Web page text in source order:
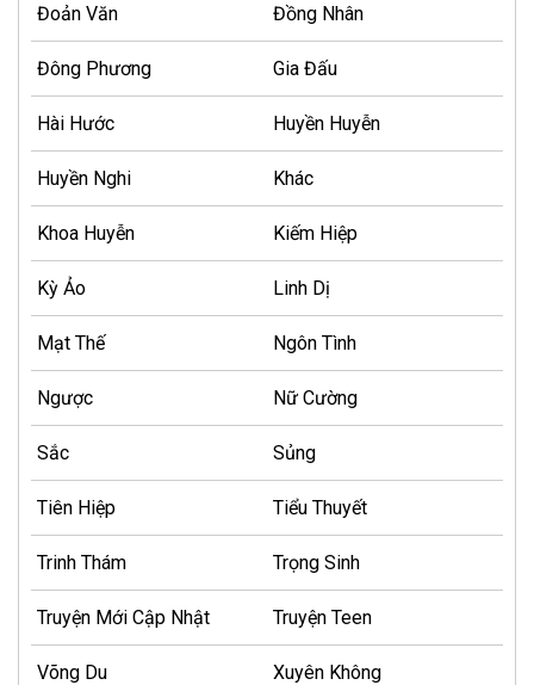
Đoản Văn Đồng Nhân
Đông Phương Gia Đấu
Hài Hước Huyền Huyễn
Huyền Nghi Khác
Khoa Huyễn Kiếm Hiệp
Kỳ Ảo Linh Dị
Mạt Thế Ngôn Tình
Ngược Nữ Cường
Sắc Sủng
Tiên Hiệp Tiểu Thuyết
Trinh Thám Trọng Sinh
Truyện Mới Cập Nhật Truyện Teen
Võng Du Xuyên Không